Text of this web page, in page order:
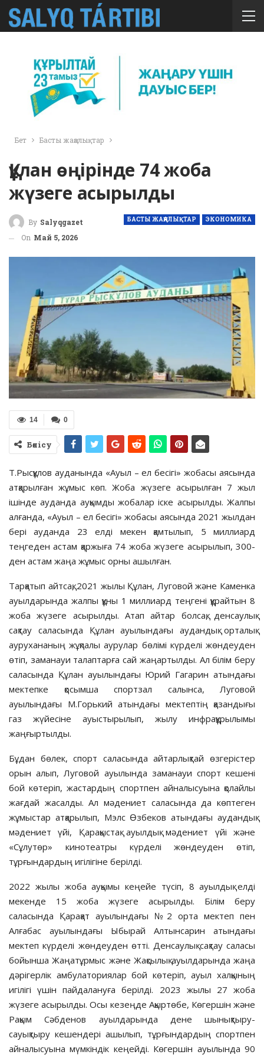
Бет Басты жаңалықтар
Құлан өңірінде 74 жоба
жүзеге асырылды
БАСТЫ ЖАҢАЛЫҚТАР ЭКОНОМИКА
By Salyqgazet
On Май 5, 2026
0
14
Бөлісу
Т.Рысқұлов ауданында «Ауыл – ел бесігі» жобасы аясында
атқарылған жұмыс көп. Жоба жүзеге асырылған 7 жыл
ішінде ауданда ауқымды жобалар іске асырылды. Жалпы
алғанда, «Ауыл – ел бесігі» жобасы аясында 2021 жылдан
бері ауданда 23 елді мекен қамтылып, 5 миллиард
теңгеден астам қаржыға 74 жоба жүзеге асырылып, 300-
ден астам жаңа жұмыс орны ашылған.
Тарқатып айтсақ, 2021 жылы Құлан, Луговой және Каменка
ауылдарында жалпы құны 1 миллиард теңгені құрайтын 8
жоба жүзеге асырылды. Атап айтар болсақ, денсаулық
сақтау саласында Құлан ауылындағы аудандық орталық
аурухананың жұқпалы аурулар бөлімі күрделі жөндеуден
өтіп, заманауи талаптарға сай жаңартылды. Ал білім беру
саласында Құлан ауылындағы Юрий Гагарин атындағы
мектепке қосымша спортзал салынса, Луговой
ауылындағы М.Горький атындағы мектептің қазандығы
газ жүйесіне ауыстырылып, жылу инфрақұрылымы
жаңғыртылды.
Бұдан бөлек, спорт саласында айтарлықтай өзгерістер
орын алып, Луговой ауылында заманауи спорт кешені
бой көтеріп, жастардың спортпен айналысуына қолайлы
жағдай жасалды. Ал мәдениет саласында да көптеген
жұмыстар атқарылып, Мэлс Өзбеков атындағы аудандық
мәдениет үйі, Қарақыстақ ауылдық мәдениет үйі және
«Сұлутөр» кинотеатры күрделі жөндеуден өтіп,
тұрғындардың игілігіне берілді.
2022 жылы жоба ауқымы кеңейе түсіп, 8 ауылдық елді
мекенде 15 жоба жүзеге асырылды. Білім беру
саласында Қарақат ауылындағы №2 орта мектеп пен
Алғабас ауылындағы Ыбырай Алтынсарин атындағы
мектеп күрделі жөндеуден өтті. Денсаулық сақтау саласы
бойынша Жаңатұрмыс және Жақсылық ауылдарында жаңа
дәрігерлік амбулаториялар бой көтеріп, ауыл халқының
игілігі үшін пайдалануға берілді. 2023 жылы 27 жоба
жүзеге асырылды. Осы кезеңде Ақыртөбе, Көгершін және
Рақым Сәбденов ауылдарында дене шынықтыру-
сауықтыру кешендері ашылып, тұрғындардың спортпен
айналысуына мүмкіндік кеңейді. Көгершін ауылында 90